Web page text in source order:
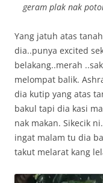
geram plak nak
Yang jatuh atas
dia..punya excited
belakang..merah
melompat balik.
dia kutip yang atas
bakul tapi dia kasi
nak makan. Sikecik
ingat malam tu dia
takut melarat kang